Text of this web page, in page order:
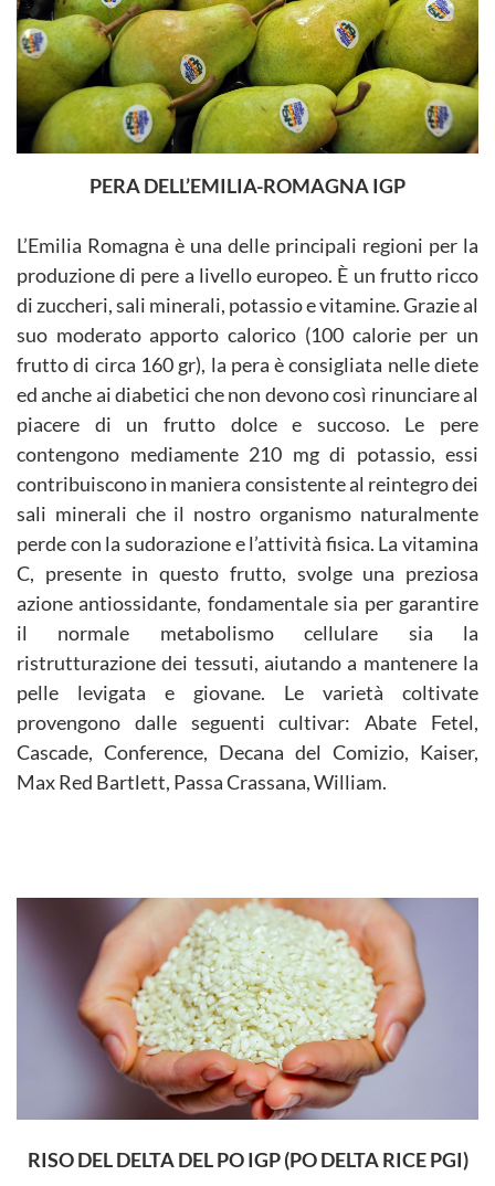
PERA DELL’EMILIA-ROMAGNA IGP
L’Emilia Romagna è una delle principali regioni per la
produzione di pere a livello europeo. È un frutto ricco
di zuccheri, sali minerali, potassio e vitamine. Grazie al
suo moderato apporto calorico (100 calorie per un
frutto di circa 160 gr), la pera è consigliata nelle diete
ed anche ai diabetici che non devono così rinunciare al
piacere di un frutto dolce e succoso. Le pere
contengono mediamente 210 mg di potassio, essi
contribuiscono in maniera consistente al reintegro dei
sali minerali che il nostro organismo naturalmente
perde con la sudorazione e l’attività fisica. La vitamina
C, presente in questo frutto, svolge una preziosa
azione antiossidante, fondamentale sia per garantire
il normale metabolismo cellulare sia la
ristrutturazione dei tessuti, aiutando a mantenere la
pelle levigata e giovane. Le varietà coltivate
provengono dalle seguenti cultivar: Abate Fetel,
Cascade, Conference, Decana del Comizio, Kaiser,
Max Red Bartlett, Passa Crassana, William.
RISO DEL DELTA DEL PO IGP (PO DELTA RICE PGI)